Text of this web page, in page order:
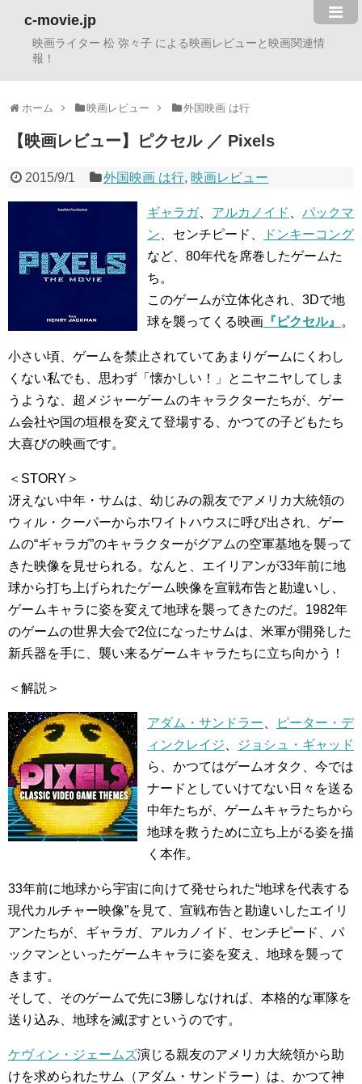
c-movie.jp
映画ライター 松 弥々子 による映画レビューと映画関連情
報！
ホーム 映画レビュー 外国映画 は行
【映画レビュー】ピクセル ／ Pixels
2015/9/1 外国映画 は行, 映画レビュー
ギャラガ、 アルカノイド
パックマ
ン 、センチピード、
ドンキーコング
など、80年代を席巻したゲームた
ち。
このゲームが立体化され、3Dで地
球を襲ってくる映画 『ピクセル』 。
小さい頃、ゲームを禁止されていてあまりゲームにくわし
くない私でも、思わず「懐かしい！」とニヤニヤしてしま
うような、超メジャーゲームのキャラクターたちが、ゲー
ム会社や国の垣根を変えて登場する、かつての子どもたち
大喜びの映画です。
＜STORY＞
冴えない中年・サムは、幼じみの親友でアメリカ大統領の
ウィル・クーパーからホワイトハウスに呼び出され、ゲー
ムの“ギャラガ”のキャラクターがグアムの空軍基地を襲って
きた映像を見せられる。なんと、エイリアンが33年前に地
球から打ち上げられたゲーム映像を宣戦布告と勘違いし、
ゲームキャラに姿を変えて地球を襲ってきたのだ。1982年
のゲームの世界大会で2位になったサムは、米軍が開発した
新兵器を手に、襲い来るゲームキャラたちに立ち向かう！
＜解説＞
アダム・サンドラー
ピーター・デ
ィンクレイジ
ジョシュ・ギャッド
ら、かつてはゲームオタク、今では
ナードとしていけてない日々を送る
中年たちが、ゲームキャラたちから
地球を救うために立ち上がる姿を描
く本作。
33年前に地球から宇宙に向けて発せられた“地球を代表する
現代カルチャー映像”を見て、宣戦布告と勘違いしたエイリ
アンたちが、ギャラガ、アルカノイド、センチピード、パ
ックマンといったゲームキャラに姿を変え、地球を襲って
きます。
そして、そのゲームで先に3勝しなければ、本格的な軍隊を
送り込み、地球を滅ぼすというのです。
ケヴィン・ジェームズ演じる親友のアメリカ大統領から助
けを求められたサム（アダム・サンドラー）は、かつて神